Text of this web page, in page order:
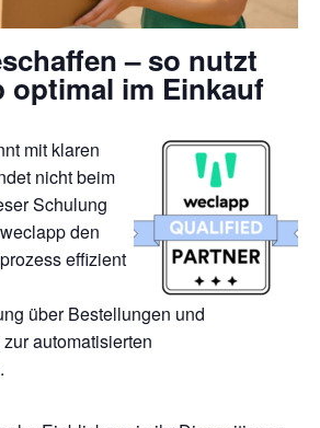
– so nutzt
optimal im Einkauf
mit klaren
nicht beim
Schulung
den
effizient
über Bestellungen und
automatisierten